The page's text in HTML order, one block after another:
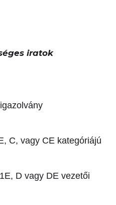
iratok
C, vagy CE kategóriájú
D vagy DE vezetői